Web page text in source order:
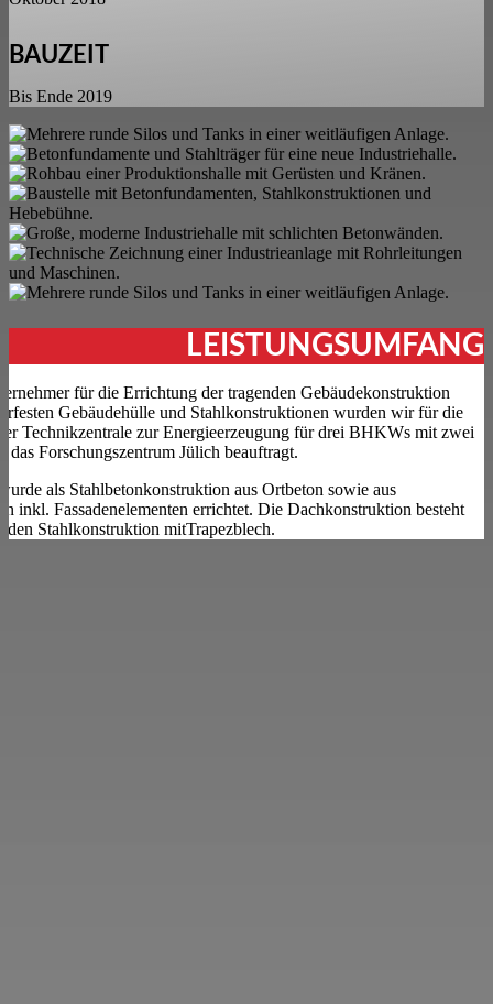
BAUZEIT
Bis Ende 2019
LEISTUNGSUMFANG
für die Errichtung der tragenden Gebäudekonstruktion
Gebäudehülle und Stahlkonstruktionen wurden wir für die
Technikzentrale zur Energieerzeugung für drei BHKWs mit zwei
das Forschungszentrum Jülich beauftragt.
als Stahlbetonkonstruktion aus Ortbeton sowie aus
inkl. Fassadenelementen errichtet. Die Dachkonstruktion besteht
Stahlkonstruktion mitTrapezblech.